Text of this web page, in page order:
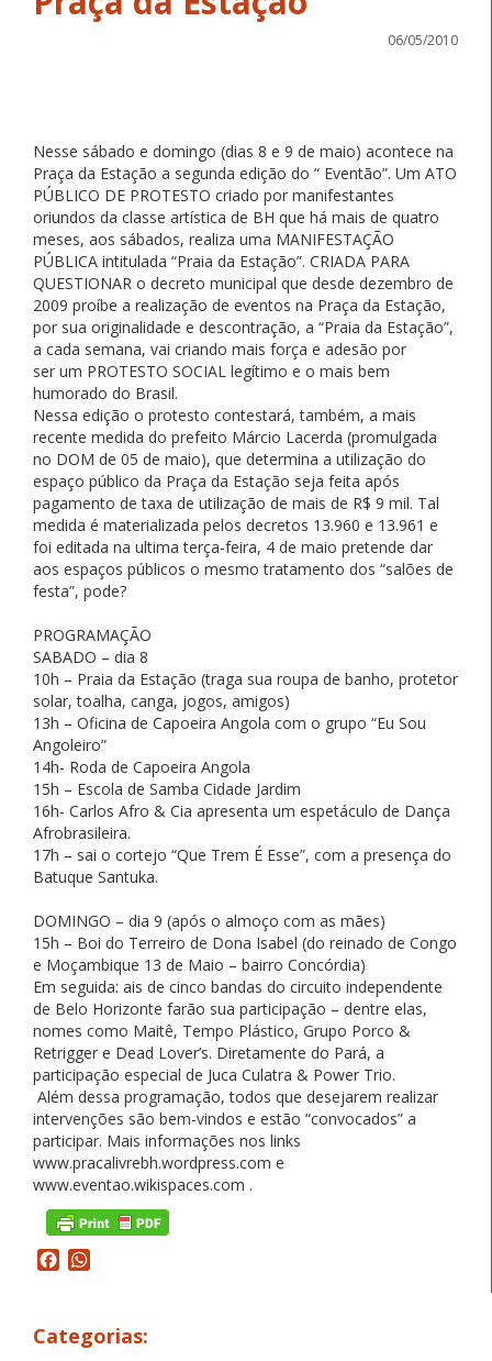
06/05/2010
Nesse sábado e domingo (dias 8 e 9 de maio) acontece na
Praça da Estação a segunda edição do “ Eventão”. Um ATO
PÚBLICO DE PROTESTO criado por manifestantes
oriundos da classe artística de BH que há mais de quatro
meses, aos sábados, realiza uma MANIFESTAÇÃO
PÚBLICA intitulada “Praia da Estação”. CRIADA PARA
QUESTIONAR o decreto municipal que desde dezembro de
2009 proíbe a realização de eventos na Praça da Estação,
por sua originalidade e descontração, a “Praia da Estação”,
a cada semana, vai criando mais força e adesão por
ser um PROTESTO SOCIAL legítimo e o mais bem
humorado do Brasil.
Nessa edição o protesto contestará, também, a mais
recente medida do prefeito Márcio Lacerda (promulgada
no DOM de 05 de maio), que determina a utilização do
espaço público da Praça da Estação seja feita após
pagamento de taxa de utilização de mais de R$ 9 mil. Tal
medida é materializada pelos decretos 13.960 e 13.961 e
foi editada na ultima terça-feira, 4 de maio pretende dar
aos espaços públicos o mesmo tratamento dos “salões de
festa”, pode?
PROGRAMAÇÃO
SABADO – dia 8
10h – Praia da Estação (traga sua roupa de banho, protetor
solar, toalha, canga, jogos, amigos)
13h – Oficina de Capoeira Angola com o grupo “Eu Sou
Angoleiro”
14h- Roda de Capoeira Angola
15h – Escola de Samba Cidade Jardim
16h- Carlos Afro & Cia apresenta um espetáculo de Dança
Afrobrasileira.
17h – sai o cortejo “Que Trem É Esse”, com a presença do
Batuque Santuka.
DOMINGO – dia 9 (após o almoço com as mães)
15h – Boi do Terreiro de Dona Isabel (do reinado de Congo
e Moçambique 13 de Maio – bairro Concórdia)
Em seguida: ais de cinco bandas do circuito independente
de Belo Horizonte farão sua participação – dentre elas,
nomes como Maitê, Tempo Plástico, Grupo Porco &
Retrigger e Dead Lover’s. Diretamente do Pará, a
participação especial de Juca Culatra & Power Trio.
Além dessa programação, todos que desejarem realizar
intervenções são bem-vindos e estão “convocados” a
participar. Mais informações nos links
www.pracalivrebh.wordpress.com e
www.eventao.wikispaces.com .
Facebook
Categorias: